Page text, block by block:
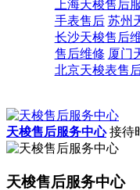
上海天梭售后
手表售后 苏州
长沙天梭售后
售后维修 厦门
北京天梭表售
天梭售后服务中心 接待
天梭售后服务中心